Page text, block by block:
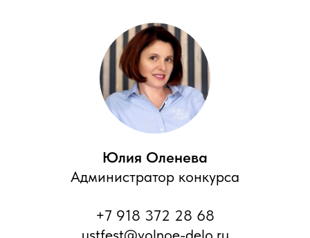
Юлия Оленева
Администратор конкурса
+7 918 372 28 68
ustfest@volnoe-delo.ru